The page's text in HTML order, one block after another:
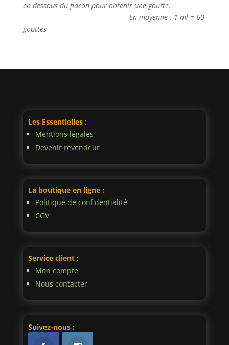
en dessous du flacon pour obtenir une goutte.
En moyenne : 1 ml = 60
gouttes
Les Essentielles :
Mentions légales
Devenir revendeur
La boutique en ligne :
Politique de confidentialité
CGV
Service client :
Mon compte
Nous contacter
Suivez-nous :